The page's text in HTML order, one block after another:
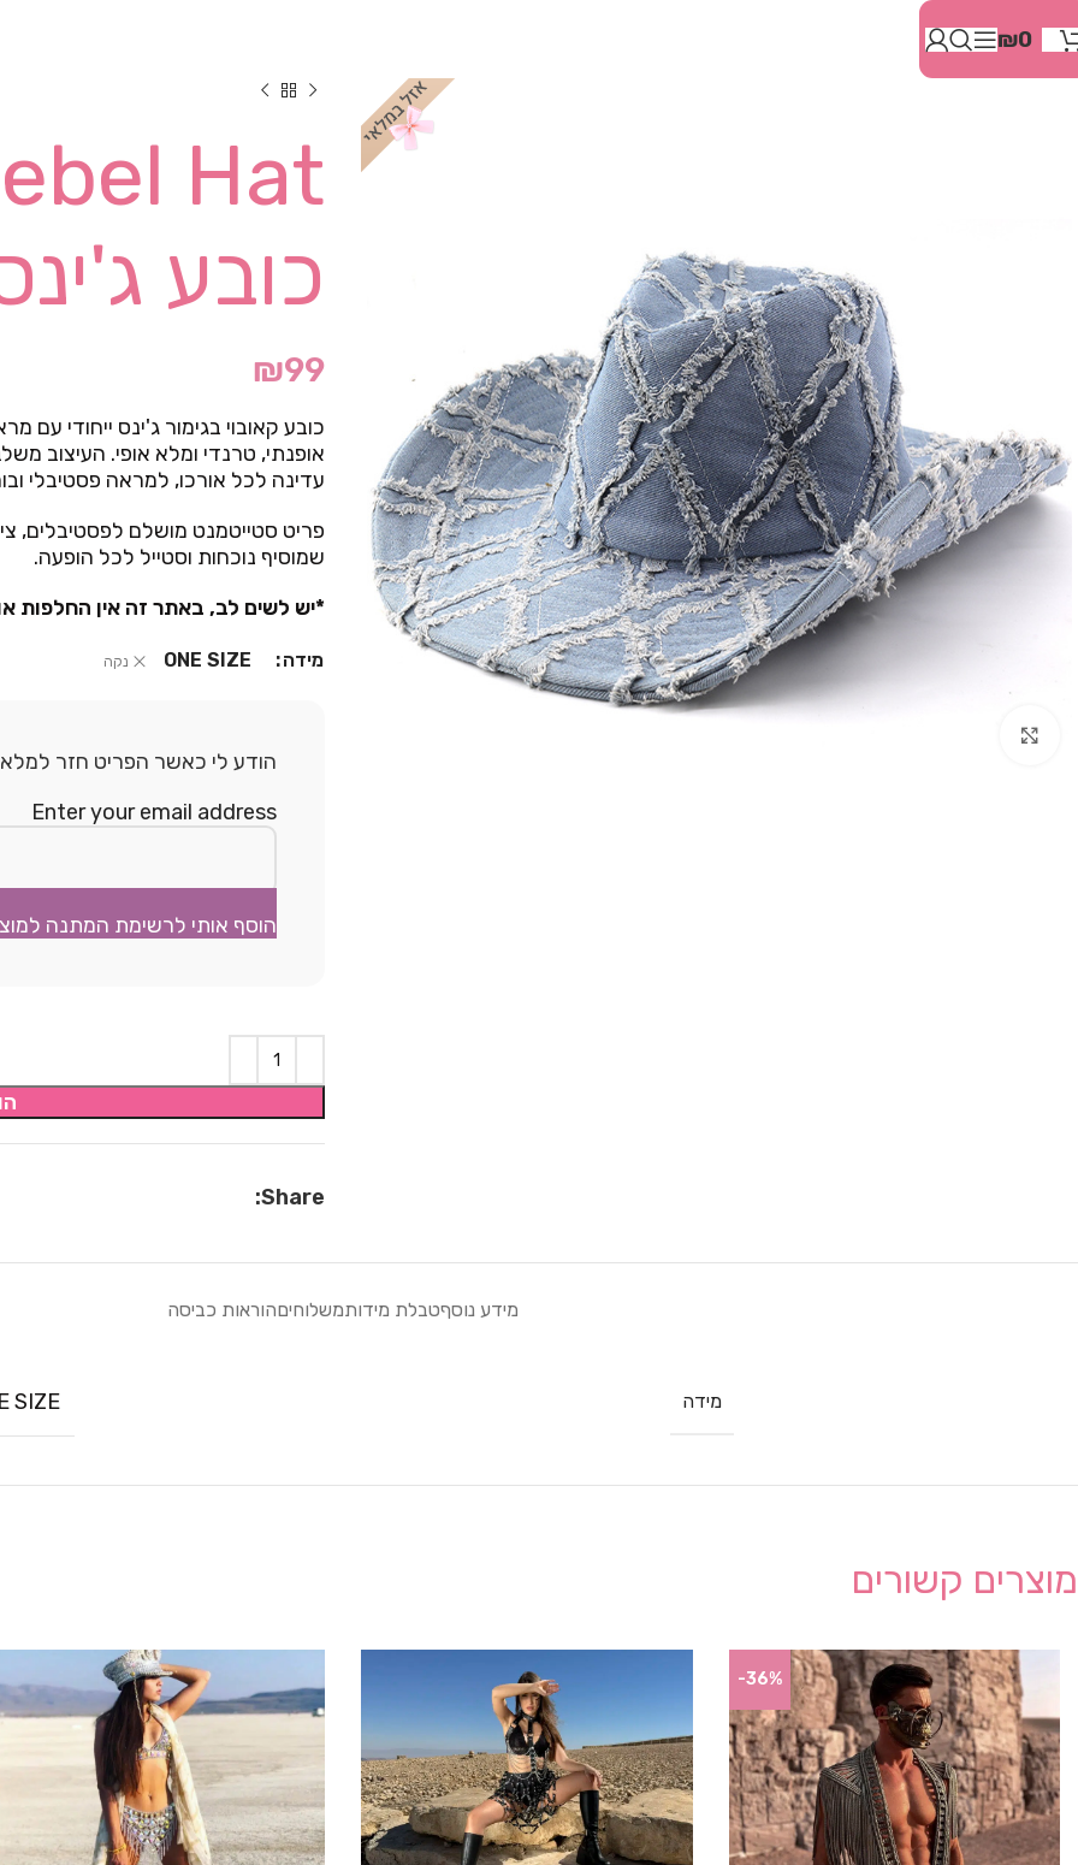
זֶה
₪0
כובע
₪99
כובע קאובוי בגימור ג'ינס ייחודי
אופנתי, טרנדי ומלא אופי. העיצוב
עדינה לכל אורכו, למראה פסטיבלי
פריט סטייטמנט מושלם לפסטיבלים,
שמוסיף נוכחות וסטייל לכל הופעה.
*יש לשים לב, באתר זה אין החלפות
מידה ONE SIZE נקה
הודע לי כאשר הפריט חזר
Enter your email address
הוסף אותי לרשימת המתנה
Share:
מידע נוסףטבלת מידותמשלוחיםהוראות כביסה
מידה SIZE
מוצרים קשורים
-36%